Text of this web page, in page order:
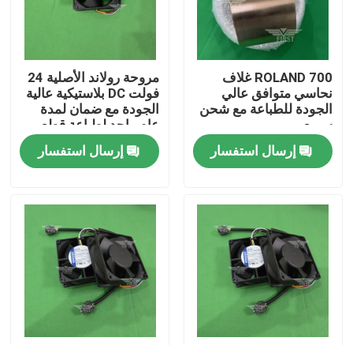
الصفحة الرئيسية
معلومات عنا
جولة في المصنع
ROLAND 700 غلاف
نحاسي متوافق عالي
الجودة للطباعة مع شحن
سريع
إرسال استفسار
مروحة رولاند الأصلية 24
فولت DC بلاستيكية عالية
الجودة مع ضمان لمدة
عام واحد لطباعة قطع
الغيار
إرسال استفسار